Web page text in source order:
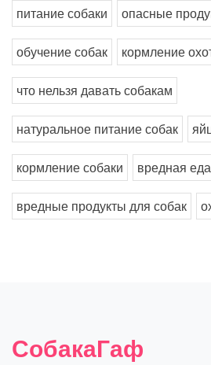
питание собаки опасные
обучение собак кормление
что нельзя давать собакам
натуральное питание собак
кормление собаки вредная
вредные продукты для собак
СобакаГаф